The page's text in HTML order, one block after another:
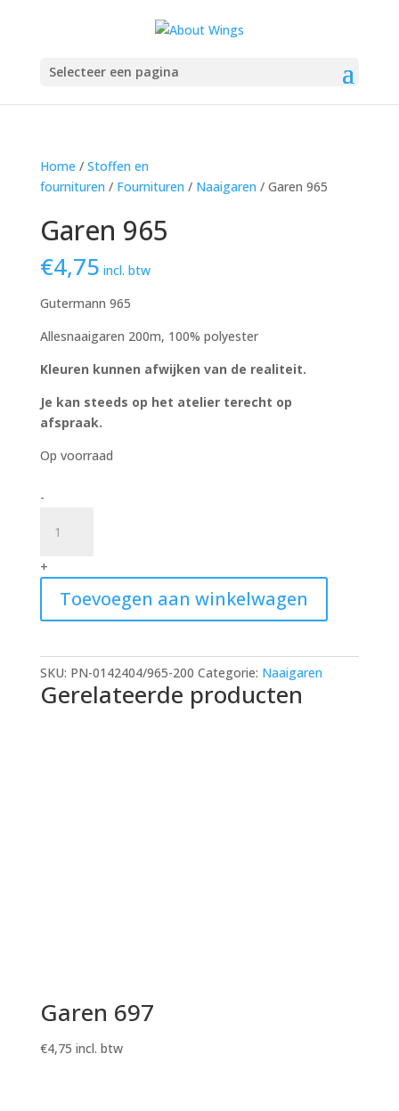
Selecteer een pagina
Home / Stoffen en
fournituren / Fournituren / Naaigaren / Garen 965
Garen 965
€4,75 incl. btw
Gutermann 965
Allesnaaigaren 200m, 100% polyester
Kleuren kunnen afwijken van de realiteit.
Je kan steeds op het atelier terecht op
afspraak.
Op voorraad
Garen
quantity
-
+
Toevoegen aan winkelwagen
SKU: PN-0142404/965-200 Categorie: Naaigaren
Gerelateerde producten
Garen 697
€4,75 incl. btw